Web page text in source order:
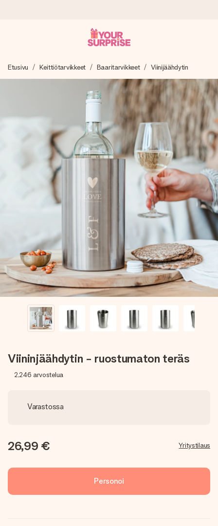
Valmistamme lahjasi huolella ja lähetämme sen hetkessä,
jotta voit antaa sen juuri oikeaan aikaan, kun sillä on eniten
4,8 (+15 000 arvostelun perusteella)
Lahjamme inspiroivat. Asiakkaiden arvosana on 4,8 Google
Reviewsissä.
Ilmainen tervehdyskortti
Tilaa tänään – personoitu lahja valmistuu ja lähtee matkaan
nopeammin kuin ehdit sanoa “yllätys!”
Etusivu Keittiötarvikkeet Baaritarvikkeet Viinijäähdytin
Viininjäähdytin - ruostumaton teräs
2,246 arvostelua
Varastossa
26,99 € Yritystilaus
Personoi